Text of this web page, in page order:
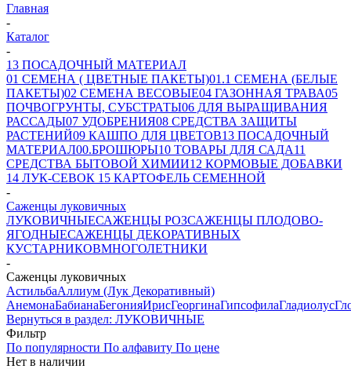
Главная
-
Каталог
-
13 ПОСАДОЧНЫЙ МАТЕРИАЛ
01 СЕМЕНА ( ЦВЕТНЫЕ ПАКЕТЫ)01.1 СЕМЕНА (БЕЛЫЕ
ПАКЕТЫ)02 СЕМЕНА ВЕСОВЫЕ04 ГАЗОННАЯ ТРАВА05
ПОЧВОГРУНТЫ, СУБСТРАТЫ06 ДЛЯ ВЫРАЩИВАНИЯ
РАССАДЫ07 УДОБРЕНИЯ08 СРЕДСТВА ЗАЩИТЫ
РАСТЕНИЙ09 КАШПО ДЛЯ ЦВЕТОВ13 ПОСАДОЧНЫЙ
МАТЕРИАЛ00.БРОШЮРЫ10 ТОВАРЫ ДЛЯ САДА11
СРЕДСТВА БЫТОВОЙ ХИМИИ12 КОРМОВЫЕ ДОБАВКИ
14 ЛУК-СЕВОК 15 КАРТОФЕЛЬ СЕМЕННОЙ
-
Саженцы луковичных
ЛУКОВИЧНЫЕСАЖЕНЦЫ РОЗСАЖЕНЦЫ ПЛОДОВО-
ЯГОДНЫЕСАЖЕНЦЫ ДЕКОРАТИВНЫХ
КУСТАРНИКОВМНОГОЛЕТНИКИ
-
Саженцы луковичных
АстильбаАллиум (Лук Декоративный)
АнемонаБабианаБегонияИрисГеоргинаГипсофилаГладиолус
Вернуться в раздел: ЛУКОВИЧНЫЕ
Фильтр
По популярности По алфавиту По цене
Нет в наличии